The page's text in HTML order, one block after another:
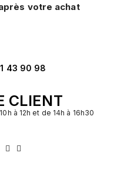
votre achat
43 90 98
CLIENT
à 12h et de 14h à 16h30